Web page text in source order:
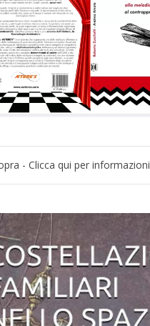
- Clicca qui per informazioni